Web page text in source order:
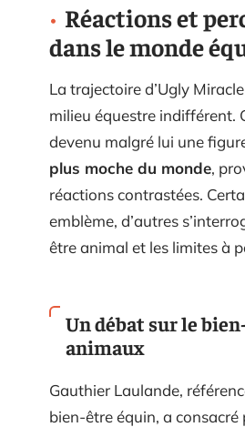
Réactions et
dans le monde
La trajectoire d’Ugly
milieu équestre indifférent.
devenu malgré lui une
plus moche du monde,
réactions contrastées.
emblème, d’autres
être animal et les limites à
Un débat sur le
animaux
Gauthier Laulande,
bien-être équin, a consacré